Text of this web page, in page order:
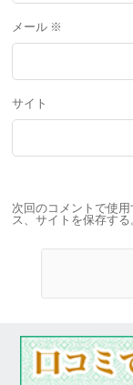
メール ※
サイト
次回のコメントで使
ス、サイトを保存する